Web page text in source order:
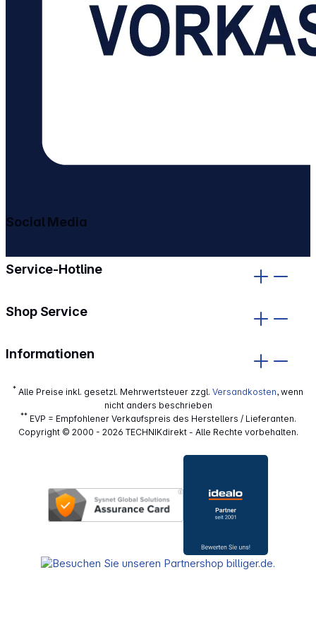
Service-Hotline
Shop Service
Informationen
Social Media
* Alle Preise inkl. gesetzl. Mehrwertsteuer zzgl. Versandkosten, wenn
nicht anders beschrieben
**EVP = Empfohlener Verkaufspreis des Herstellers / Lieferanten.
Copyright © 2000 - 2026 TECHNIKdirekt - Alle Rechte vorbehalten.